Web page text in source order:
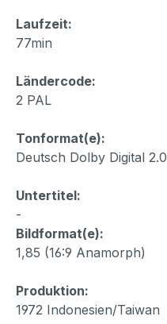
Laufzeit:
77min
Ländercode:
2 PAL
Tonformat(e):
Deutsch Dolby Digital 2.0
Untertitel:
-
Bildformat(e):
1,85 (16:9 Anamorph)
Produktion:
1972 Indonesien/Taiwan